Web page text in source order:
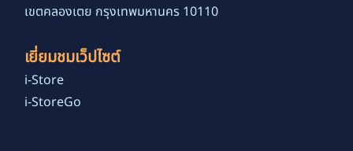
เขตคลองเตย กรุงเทพมหานคร 10110
เยี่ยมชมเว็ปไซต์
i-Store
i-StoreGo